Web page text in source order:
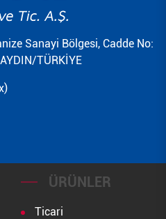
Sanayi Bölgesi, Cadde No:
TÜRKİYE
ÜRÜNLER
Ticari